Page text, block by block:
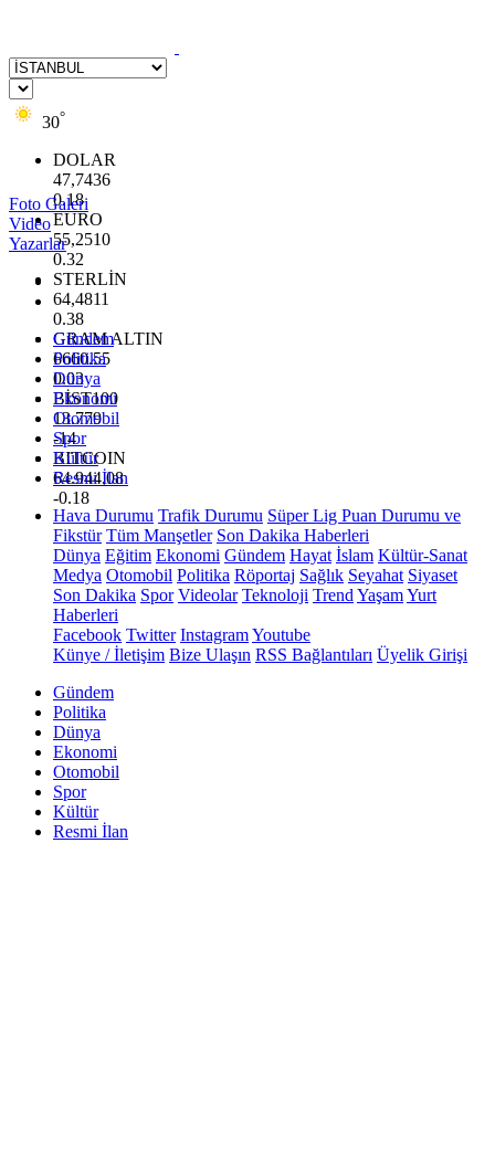
30°
DOLAR
47,7436
0.18
EURO
55,2510
0.32
STERLİN
64,4811
0.38
GRAM ALTIN
6660.55
0.03
BİST100
13.779
-14
BITCOIN
64.944,08
-0.18
Foto Galeri
Video
Yazarlar
Gündem
Politika
Dünya
Ekonomi
Otomobil
Spor
Kültür
Resmi İlan
Hava Durumu Trafik Durumu Süper Lig Puan Durumu ve
Fikstür Tüm Manşetler Son Dakika Haberleri
Dünya Eğitim Ekonomi Gündem Hayat İslam Kültür-Sanat
Medya Otomobil Politika Röportaj Sağlık Seyahat Siyaset
Son Dakika Spor Videolar Teknoloji Trend YaşamYurt
Haberleri
Facebook Twitter InstagramYoutube
Künye / İletişim Bize Ulaşın RSS Bağlantıları Üyelik Girişi
Gündem
Politika
Dünya
Ekonomi
Otomobil
Spor
Kültür
Resmi İlan